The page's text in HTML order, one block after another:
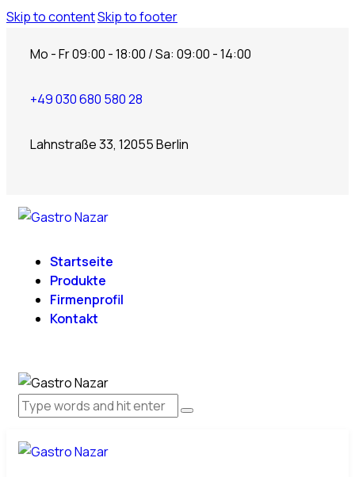
Skip to contentSkip to footer
Mo - Fr 09:00 - 18:00 / Sa: 09:00 - 14:00
+49 030 680 580 28
Lahnstraße 33, 12055 Berlin
Startseite
Produkte
Firmenprofil
Kontakt